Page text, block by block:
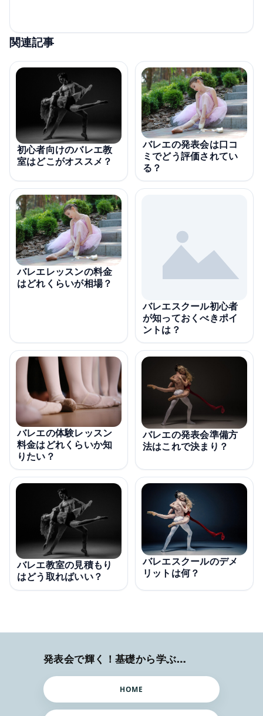
関連記事
初心者向けのバレエ教
室はどこがオススメ？
バレエの発表会は口コ
ミでどう評価されてい
る？
バレエレッスンの料金
はどれくらいが相場？
バレエスクール初心者
が知っておくべきポイ
ントは？
バレエの体験レッスン
料金はどれくらいか知
りたい？
バレエの発表会準備方
法はこれで決まり？
バレエ教室の見積もり
はどう取ればいい？
バレエスクールのデメ
リットは何？
発表会で輝く！基礎から学ぶバレエ術
HOME